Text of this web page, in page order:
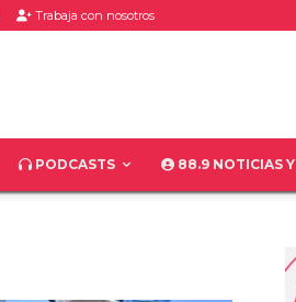
Trabaja con nosotros
PODCASTS 88.9 NOTICIAS Y